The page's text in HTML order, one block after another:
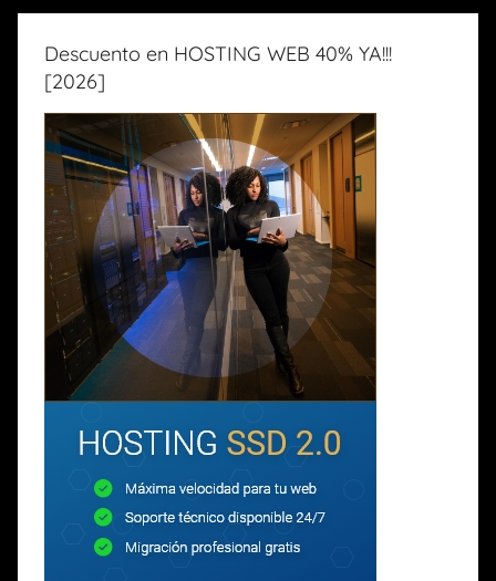
Descuento en HOSTING WEB 40% YA!!!
[2026]